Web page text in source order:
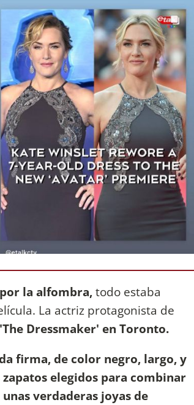
la alfombra,todo estaba
La actriz protagonista de
'The Dressmaker' en Toronto.
firma, de color negro, largo,y
elegidos para combinar
verdaderas joyas de